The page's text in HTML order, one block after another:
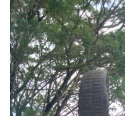
Menikmati
Serunya
Main
ATV
di
Bali